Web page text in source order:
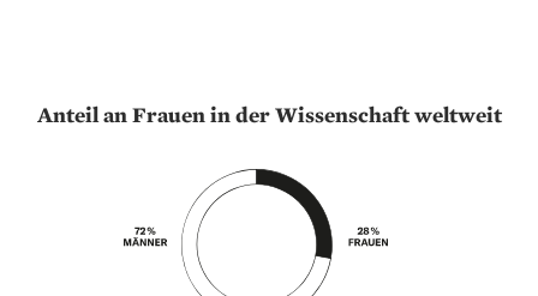
Anteil an Frauen in der Wissenschaft weltweit